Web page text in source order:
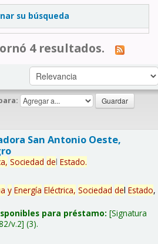
su búsqueda
4 resultados.
San Antonio Oeste,
Sociedad del Estado.
y Energía Eléctrica, Sociedad del Estado,
para préstamo: Signatura
v.2 (3).